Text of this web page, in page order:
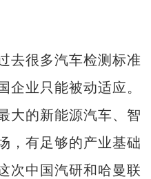
很多汽车检测标准
企业只能被动适应。
大的新能源汽车、智
，有足够的产业基础
次中国汽研和哈曼联